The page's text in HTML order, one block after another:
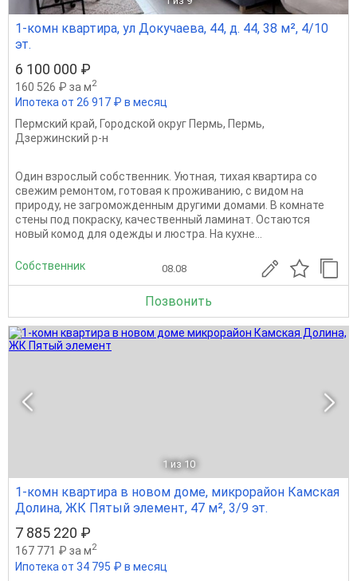
1-комн квартира, ул Докучаева, 44, д. 44, 38 м², 4/10
эт.
6 100 000 ₽
160 526 ₽ за м2
Ипотека от 26 917 ₽ в месяц
Пермский край, Городской округ Пермь, Пермь,
Дзержинский р-н
Один взрослый собственник. Уютная, тихая квартира со
свежим ремонтом, готовая к проживанию, с видом на
природу, не загроможденным другими домами. В комнате
стены под покраску, качественный ламинат. Остаются
новый комод для одежды и люстра. На кухне...
Собственник 08.08
Позвонить
1 из 10
1-комн квартира в новом доме, микрорайон Камская
Долина, ЖК Пятый элемент, 47 м², 3/9 эт.
7 885 220 ₽
167 771 ₽ за м2
Ипотека от 34 795 ₽ в месяц